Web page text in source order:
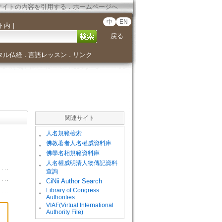
イトの内容を引用する．ホームページへ
内 ｜ 中 EN
戻る
ル仏経． 言語レッスン ． リンク
関連サイト
。 人名規範檢索
。 佛教著者人名權威資料庫
。 佛學名相規範資料庫
。
人名權威明清人物傳記資料
查詢
。
CiNii Author Search
。
Library of Congress
Authorities
。
VIAF(Virtual International
Authority File)